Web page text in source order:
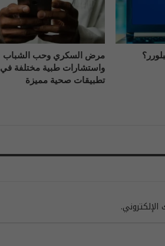
مرض السكري وحب الشباب
واستشارات طبية مختلفة في
تطبيقات صحية مميزة